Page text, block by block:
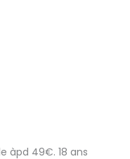
àpd 49€. 18 ans